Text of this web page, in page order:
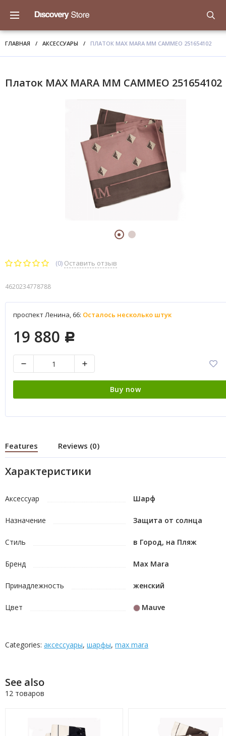
ГЛАВНАЯ / АКСЕССУАРЫ / ПЛАТОК MAX MARA MM CAMMEO 251654102
Платок MAX MARA MM CAMMEO 251654102
(0) Оставить отзыв
4620234778788
проспект Ленина, 66: Осталось несколько штук
19 880 Р
Buy now
Features Reviews (0)
Характеристики
Аксессуар Шарф
Назначение Защита от солнца
Стиль в Город, на Пляж
Бренд Max Mara
Принадлежность женский
Цвет Mauve
Categories: аксессуары, шарфы, max mara
See also
12 товаров